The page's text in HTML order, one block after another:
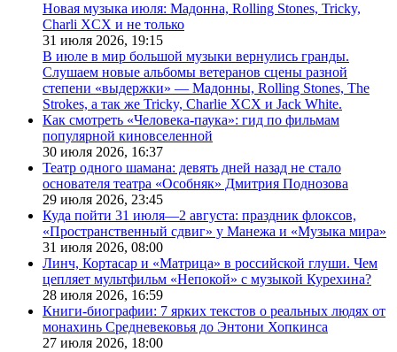
Новая музыка июля: Мадонна, Rolling Stones, Tricky,
Charli XCX и не только
31 июля 2026, 19:15
В июле в мир большой музыки вернулись гранды.
Слушаем новые альбомы ветеранов сцены разной
степени «выдержки» — Мадонны, Rolling Stones, The
Strokes, а так же Tricky, Charlie XCX и Jack White.
Как смотреть «Человека-паука»: гид по фильмам
популярной киновселенной
30 июля 2026, 16:37
Театр одного шамана: девять дней назад не стало
основателя театра «Особняк» Дмитрия Поднозова
29 июля 2026, 23:45
Куда пойти 31 июля—2 августа: праздник флоксов,
«Пространственный сдвиг» у Манежа и «Музыка мира»
31 июля 2026, 08:00
Линч, Кортасар и «Матрица» в российской глуши. Чем
цепляет мультфильм «Непокой» с музыкой Курехина?
28 июля 2026, 16:59
Книги-биографии: 7 ярких текстов о реальных людях от
монахинь Средневековья до Энтони Хопкинса
27 июля 2026, 18:00